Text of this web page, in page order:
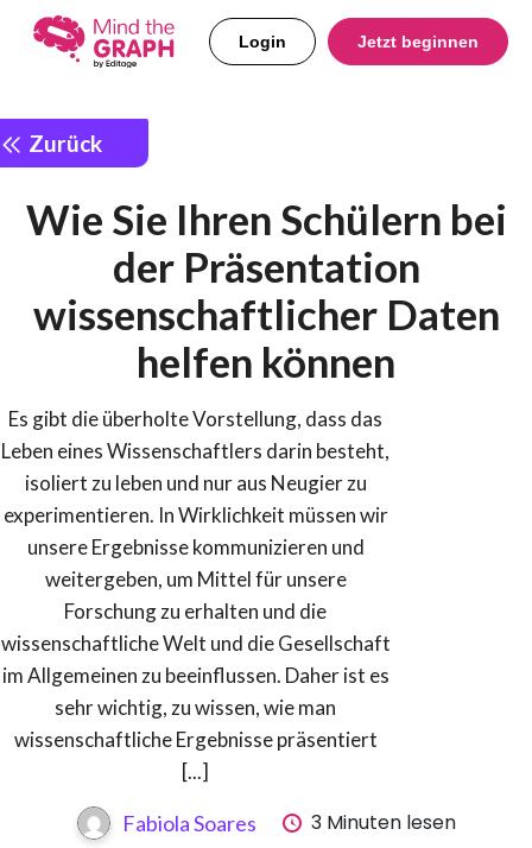
Login Jetzt beginnen
Zurück
Wie Sie Ihren Schülern bei
der Präsentation
wissenschaftlicher Daten
helfen können
Es gibt die überholte Vorstellung, dass das
Leben eines Wissenschaftlers darin besteht,
isoliert zu leben und nur aus Neugier zu
experimentieren. In Wirklichkeit müssen wir
unsere Ergebnisse kommunizieren und
weitergeben, um Mittel für unsere
Forschung zu erhalten und die
wissenschaftliche Welt und die Gesellschaft
im Allgemeinen zu beeinflussen. Daher ist es
sehr wichtig, zu wissen, wie man
wissenschaftliche Ergebnisse präsentiert
[...]
Fabiola Soares
3 Minuten lesen